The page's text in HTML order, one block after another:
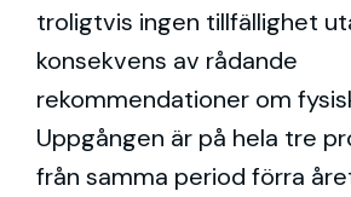
troligtvis ingen tillfällighet
konsekvens av rådande
rekommendationer om
Uppgången är på hela tre
från samma period förra